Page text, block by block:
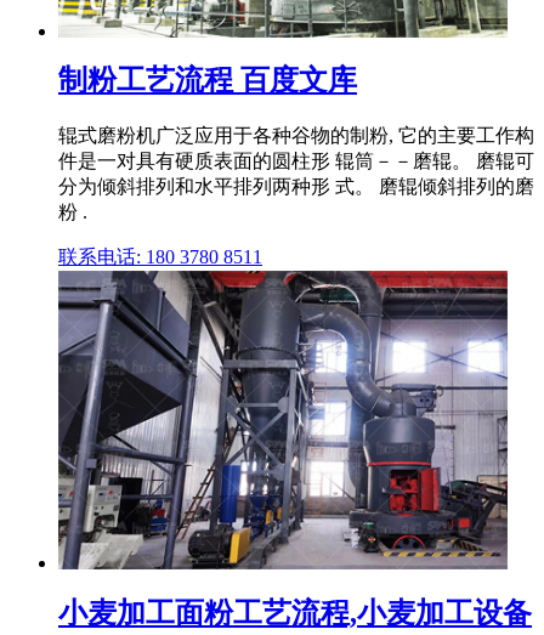
制粉工艺流程 百度文库
辊式磨粉机广泛应用于各种谷物的制粉, 它的主要工作构
件是一对具有硬质表面的圆柱形 辊筒－－磨辊。 磨辊可
分为倾斜排列和水平排列两种形 式。 磨辊倾斜排列的磨
粉 .
联系电话: 180 3780 8511
小麦加工面粉工艺流程,小麦加工设备